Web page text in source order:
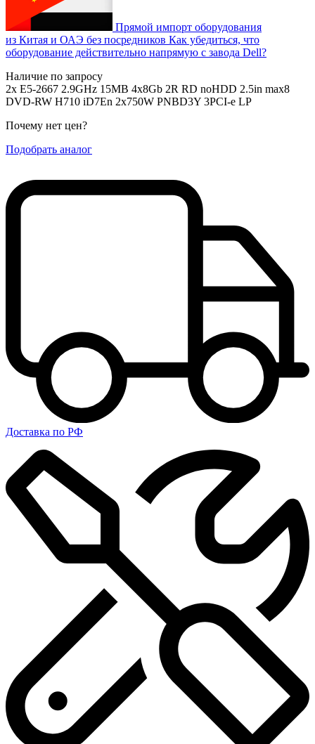
Прямой импорт оборудования
из Китая и ОАЭ без посредников Как убедиться, что
оборудование действительно напрямую с завода Dell?
Наличие по запросу
2x E5-2667 2.9GHz 15MB 4x8Gb 2R RD noHDD 2.5in max8
DVD-RW H710 iD7En 2x750W PNBD3Y 3PCI-e LP
Почему нет цен?
Подобрать аналог
Доставка по РФ